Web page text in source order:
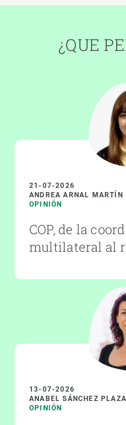
¿QUE
21-07-2026
ANDREA ARNAL MARTÍN
OPINIÓN
COP, de la
multilateral al
13-07-2026
ANABEL SÁNCHEZ PLAZA
OPINIÓN